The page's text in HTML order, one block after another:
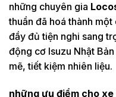
những chuyên gia
thuần đã hoá thành
đầy đủ tiện nghi sang
động cơ Isuzu Nhật
mẽ, tiết kiệm nhiên liệu.
những ưu điểm cho